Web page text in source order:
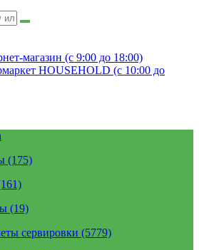
магазин (с 9:00 до 18:00)
HOUSEHOLD (с 10:00 до
(175)
(19)
сервировки (5779)